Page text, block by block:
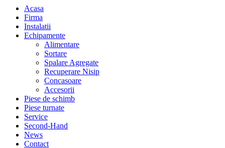
Acasa
Firma
Instalatii
Echipamente
Alimentare
Sortare
Spalare Agregate
Recuperare Nisip
Concasoare
Accesorii
Piese de schimb
Piese turnate
Service
Second-Hand
News
Contact